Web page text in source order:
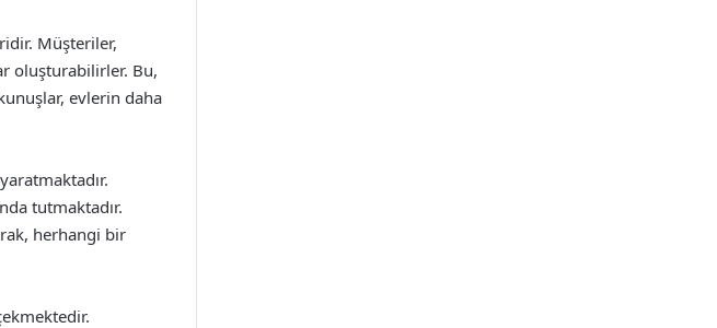
Müşteriler,
oluşturabilirler. Bu,
evlerin daha
tutmaktadır.
herhangi bir